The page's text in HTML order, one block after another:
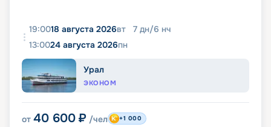
19:0018 августа 2026вт 7 дн/6 нч
13:0024 августа 2026пн
Урал
ЭКОНОМ
от 40 600 ₽ /чел +1 000